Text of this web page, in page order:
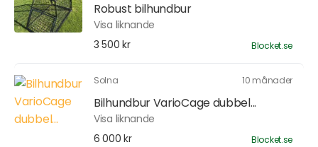
Robust bilhundbur
Visa liknande
3 500 kr
Blocket.se
Solna 10 månader
Bilhundbur VarioCage dubbel...
Visa liknande
6 000 kr
Blocket.se